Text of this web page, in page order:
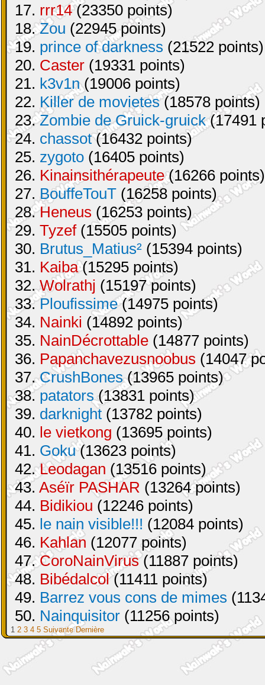
17. rrr14(23350 points)
18.Zou (22945 points)
19. prince of darkness (21522 points)
20. Caster (19331 points)
21. k3v1n(19006 points)
22. Killer de movietes(18578 points)
23.Zombie de Gruick-gruick(17491
24. chassot(16432 points)
25. zygoto (16405 points)
26. Kinainsithérapeute(16266 points)
27. BouffeTouT (16258 points)
28.Heneus (16253 points)
29. Tyzef(15505 points)
30. Brutus_Matius² (15394 points)
31. Kaiba(15295 points)
32.Wolrathj (15197 points)
33.Ploufissime(14975 points)
34. Nainki (14892 points)
35. NainDécrottable (14877 points)
36. Papanchavezusnoobus (14047
37.CrushBones(13965 points)
38.patators(13831 points)
39. darknight (13782 points)
40. le vietkong (13695 points)
41. Goku(13623 points)
42.Leodagan (13516 points)
43. Aséïr PASHAR (13264 points)
44. Bidikiou (12246 points)
45. le nain visible!!! (12084 points)
46. Kahlan (12077 points)
47.CoroNainVirus(11887 points)
48. Bibédalcol(11411 points)
49. Barrez vous cons de mimes
50. Nainquisitor (11256 points)
1 2 3 4 5 Suivante Dernière